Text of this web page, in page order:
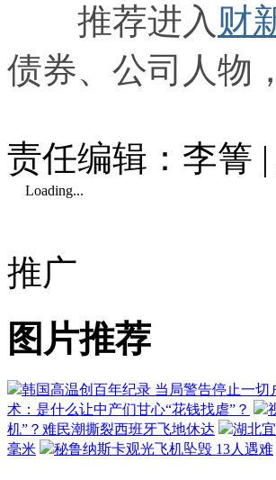
推荐进入 财
债券、公司人物
责任编辑：李箐
Loading...
推广
图片推荐
韩国高温创百年纪录 当局警告停止一切
术：是什么让中产们甘心“花钱找虐”？
机”？难民潮撕裂西班牙飞地休达
湖北
毫米
秘鲁纳斯卡观光飞机坠毁 13人遇难